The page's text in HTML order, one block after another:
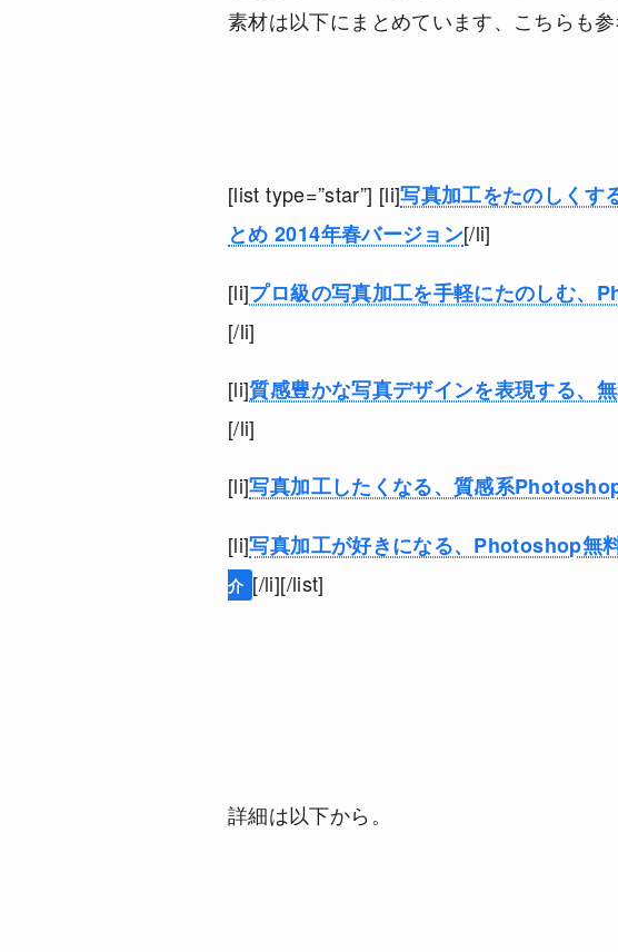
素材は以下にまとめています、こちらも
[list type=”star”] [li]写真加工をたのしくす
とめ 2014年春バージョン[/li]
[li]プロ級の写真加工を手軽にたのしむ、
[/li]
[li]質感豊かな写真デザインを表現する、
[/li]
[li]写真加工したくなる、質感系
[li]写真加工が好きになる、Photoshop無
介 [/li][/list]
詳細は以下から。